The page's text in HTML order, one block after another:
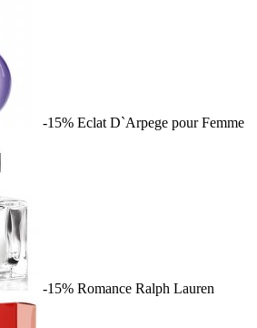
-15% Eclat D`Arpege pour Femme
-15% Romance Ralph Lauren